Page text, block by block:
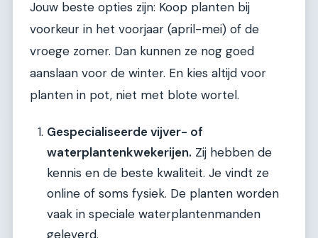
Jouw beste opties zijn: Koop planten bij
voorkeur in het voorjaar (april-mei) of de
vroege zomer. Dan kunnen ze nog goed
aanslaan voor de winter. En kies altijd voor
planten in pot, niet met blote wortel.
Gespecialiseerde vijver- of
waterplantenkwekerijen. Zij hebben de
kennis en de beste kwaliteit. Je vindt ze
online of soms fysiek. De planten worden
vaak in speciale waterplantenmanden
geleverd.